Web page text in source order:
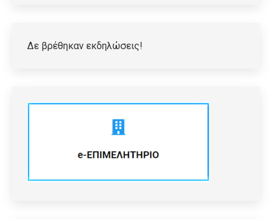
Δε βρέθηκαν εκδηλώσεις!